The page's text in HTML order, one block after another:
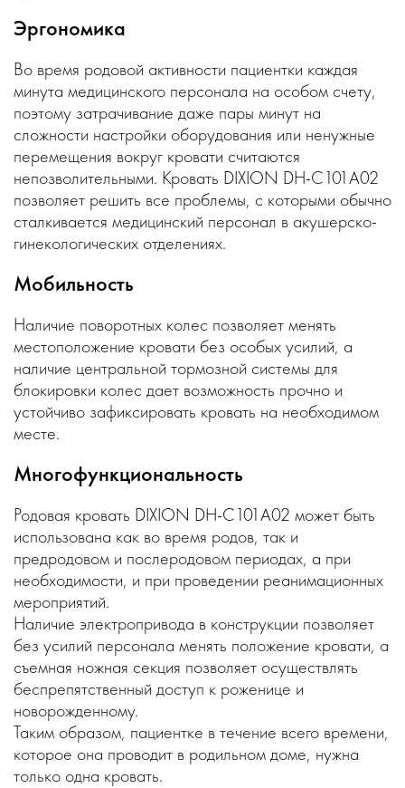
Эргономика
Во время родовой активности пациентки каждая
минута медицинского персонала на особом счету,
поэтому затрачивание даже пары минут на
сложности настройки оборудования или ненужные
перемещения вокруг кровати считаются
непозволительными. Кровать DIXION DH-C101A02
позволяет решить все проблемы, с которыми обычно
сталкивается медицинский персонал в акушерско-
гинекологических отделениях.
Мобильность
Наличие поворотных колес позволяет менять
местоположение кровати без особых усилий, а
наличие центральной тормозной системы для
блокировки колес дает возможность прочно и
устойчиво зафиксировать кровать на необходимом
месте.
Многофункциональность
Родовая кровать DIXION DH-C101A02 может быть
использована как во время родов, так и
предродовом и послеродовом периодах, а при
необходимости, и при проведении реанимационных
мероприятий.
Наличие электропривода в конструкции позволяет
без усилий персонала менять положение кровати, а
съемная ножная секция позволяет осуществлять
беспрепятственный доступ к роженице и
новорожденному.
Таким образом, пациентке в течение всего времени,
которое она проводит в родильном доме, нужна
только одна кровать.